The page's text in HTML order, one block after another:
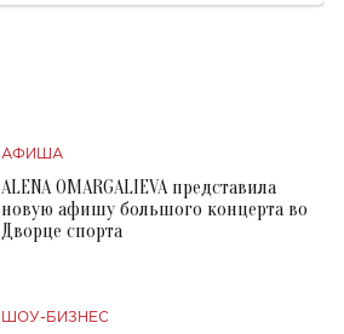
АФИША
ALENA OMARGALIEVA представила
новую афишу большого концерта во
Дворце спорта
ШОУ-БИЗНЕС